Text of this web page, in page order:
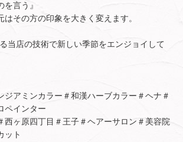
を言う』
はその方の印象を大きく変えます。
当店の技術で新しい季節をエンジョイして
ジアミンカラー＃和漢ハーブカラー＃ヘナ＃
ペインター
西ヶ原四丁目＃王子＃ヘアーサロン＃美容院
ット